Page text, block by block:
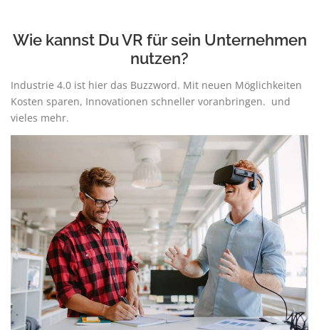
Wie kannst Du VR für sein Unternehmen
nutzen?
Industrie 4.0 ist hier das Buzzword. Mit neuen Möglichkeiten
Kosten sparen, Innovationen schneller voranbringen. und
vieles mehr.